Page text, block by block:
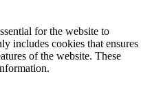
for the website to
includes cookies that ensures
of the website. These